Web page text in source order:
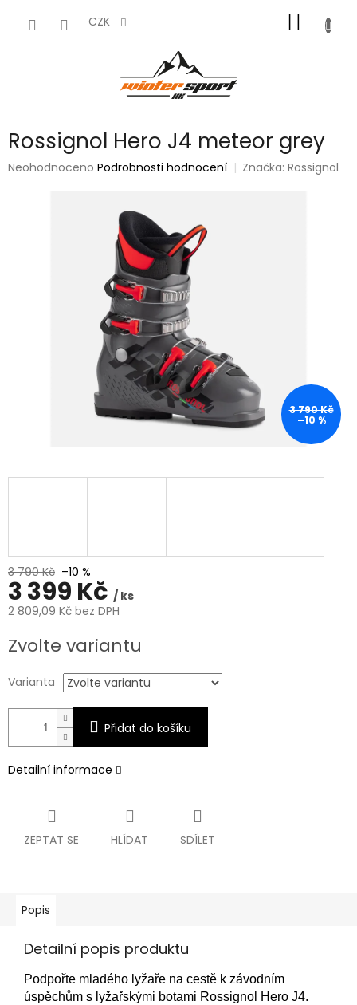
CZK
KOŠÍK
Rossignol Hero J4 meteor grey
Průměrné
Neohodnoceno Podrobnosti hodnocení Značka:Rossignol
3 790 Kč
–10 %
3 790 Kč –10 %
3 399 Kč / ks
2 809,09 Kč bez DPH
cena:
Zvolte variantu
Varianta
Přidat do košíku
Detailní informace
ZEPTAT SE HLÍDAT SDÍLET
Popis
Detailní popis produktu
Podpořte mladého lyžaře na cestě k závodním
úspěchům s lyžařskými botami Rossignol Hero J4.